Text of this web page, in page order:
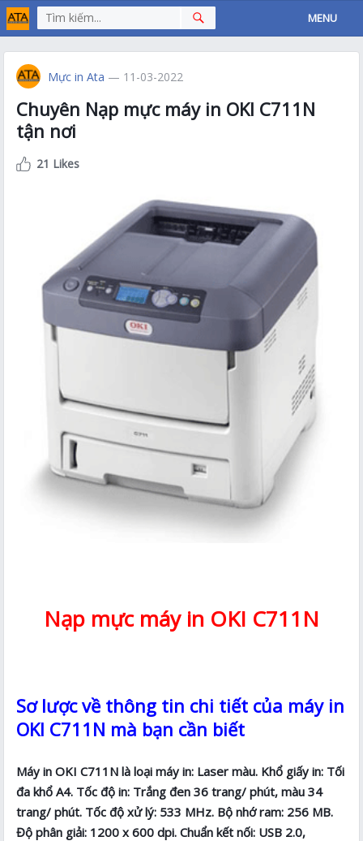
MENU
Mực in Ata — 11-03-2022
Chuyên Nạp mực máy in OKI C711N
tận nơi
21 Likes
Nạp mực máy in OKI C711N
Sơ lược về thông tin chi tiết của máy in
OKI C711N mà bạn cần biết
Máy in OKI C711N là loại máy in: Laser màu. Khổ giấy in: Tối
đa khổ A4. Tốc độ in: Trắng đen 36 trang/ phút, màu 34
trang/ phút. Tốc độ xử lý: 533 MHz. Bộ nhớ ram: 256 MB.
Độ phân giải: 1200 x 600 dpi. Chuẩn kết nối: USB 2.0,